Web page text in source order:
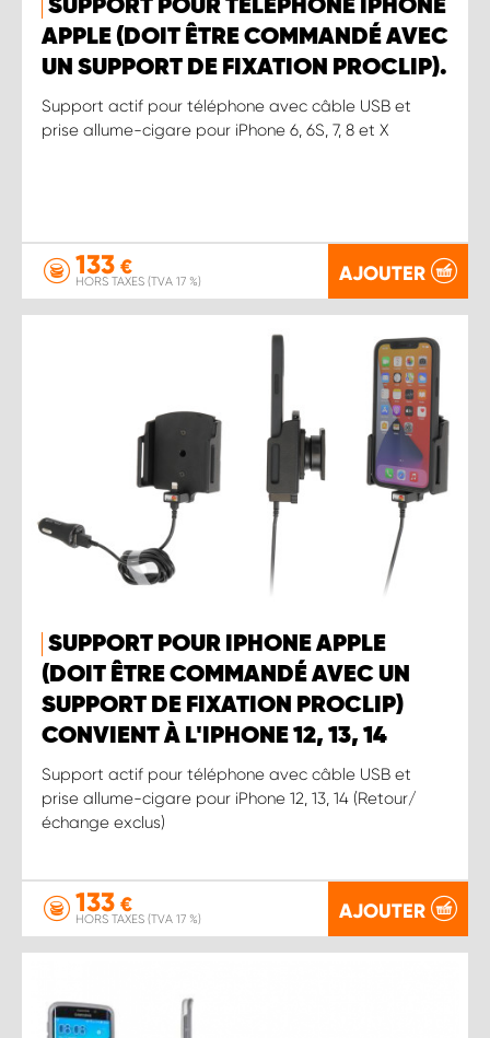
SUPPORT POUR TÉLÉPHONE IPHONE
APPLE (DOIT ÊTRE COMMANDÉ AVEC
UN SUPPORT DE FIXATION PROCLIP).
Support actif pour téléphone avec câble USB et
prise allume-cigare pour iPhone 6, 6S, 7, 8 et X
133 €
HORS TAXES (TVA 17 %) AJOUTER
SUPPORT POUR IPHONE APPLE
(DOIT ÊTRE COMMANDÉ AVEC UN
SUPPORT DE FIXATION PROCLIP)
CONVIENT À L'IPHONE 12, 13, 14
Support actif pour téléphone avec câble USB et
prise allume-cigare pour iPhone 12, 13, 14 (Retour/
échange exclus)
133 €
HORS TAXES (TVA 17 %) AJOUTER